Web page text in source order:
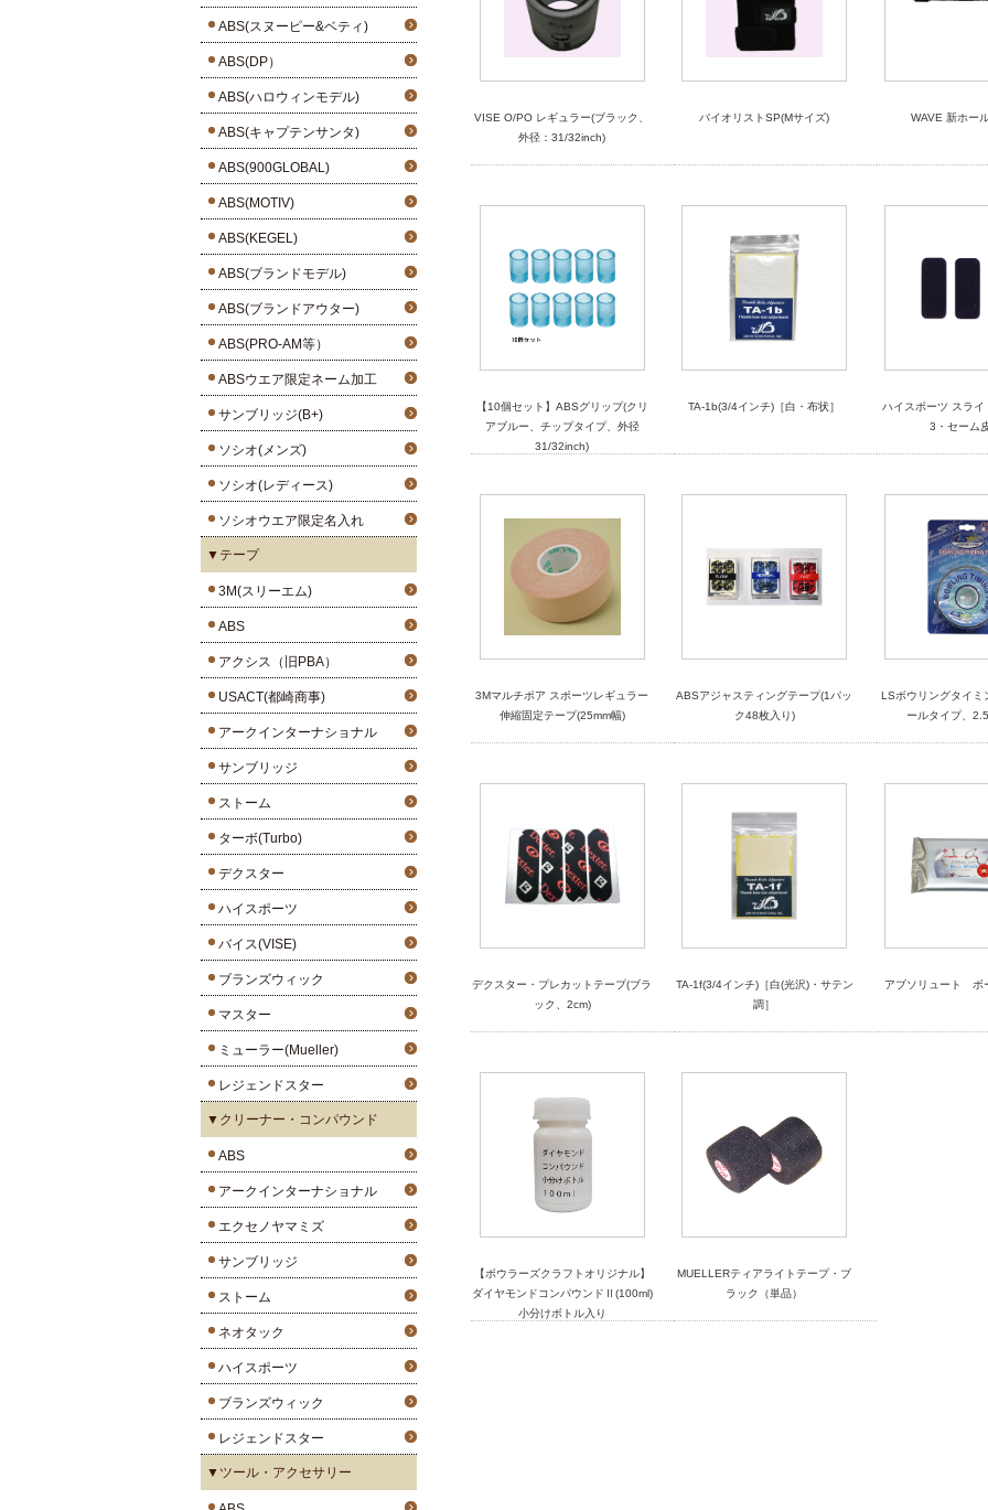
ABS(スヌーピー&ベティ)
ABS(DP）
ABS(ハロウィンモデル)
ABS(キャプテンサンタ)
ABS(900GLOBAL)
ABS(MOTIV)
ABS(KEGEL)
ABS(ブランドモデル)
ABS(ブランドアウター)
ABS(PRO-AM等）
ABSウエア限定ネーム加工
サンブリッジ(B+)
ソシオ(メンズ)
ソシオ(レディース)
ソシオウエア限定名入れ
▼テープ
3M(スリーエム)
ABS
アクシス（旧PBA）
USACT(都崎商事)
アークインターナショナル
サンブリッジ
ストーム
ターボ(Turbo)
デクスター
ハイスポーツ
バイス(VISE)
ブランズウィック
マスター
ミューラー(Mueller)
レジェンドスター
▼クリーナー・コンパウンド
ABS
アークインターナショナル
エクセノヤマミズ
サンブリッジ
ストーム
ネオタック
ハイスポーツ
ブランズウィック
レジェンドスター
▼ツール・アクセサリー
VISE O/PO レギュラー(ブラック、
外径：31/32inch)
バイオリストSP(Mサイズ) WAVE 新ホー
【10個セット】ABSグリップ(クリ
アブルー、チップタイプ、外径
31/32inch)
TA-1b(3/4インチ)［白・布状］
ハイスポーツ スライ
3・セーム
3Mマルチポア スポーツレギュラー
伸縮固定テープ(25mm幅)
ABSアジャスティングテープ(1パッ
ク48枚入り)
LSボウリングタイミ
ールタイプ、
デクスター・プレカットテープ(ブラ
ック、2cm)
TA-1f(3/4インチ)［白(光沢)・サテン
調］
アブソリュート ボ
【ボウラーズクラフトオリジナル】
ダイヤモンドコンパウンドⅡ(100ml)
小分けボトル入り
MUELLERティアライトテープ・ブ
ラック（単品）